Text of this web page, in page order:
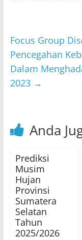
Focus Group
Pencegahan
Dalam
2023 →
Anda
Prediksi
Musim
Hujan
Provinsi
Sumatera
Selatan
Tahun
2025/2026